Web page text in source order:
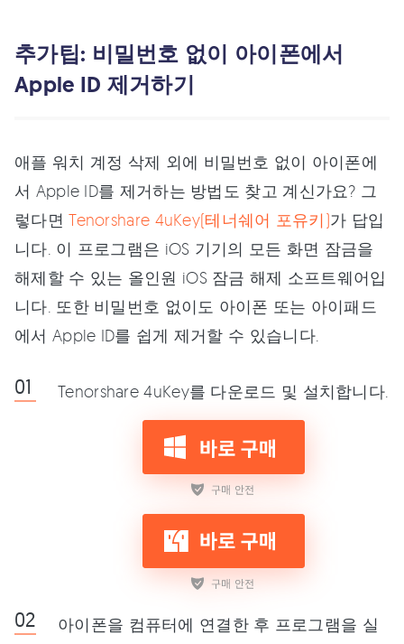
추가팁: 비밀번호 없이 아이폰에서
Apple ID 제거하기
애플 워치 계정 삭제 외에 비밀번호 없이 아이폰에
서 Apple ID를 제거하는 방법도 찾고 계신가요? 그
렇다면Tenorshare 4uKey(테너쉐어 포유키)가 답입
니다. 이 프로그램은 iOS 기기의 모든 화면 잠금을
해제할 수 있는 올인원 iOS 잠금 해제 소프트웨어입
니다. 또한 비밀번호 없이도 아이폰 또는 아이패드
에서 Apple ID를 쉽게 제거할 수 있습니다.
Tenorshare 4uKey를 다운로드 및 설치합니다.
아이폰을 컴퓨터에 연결한 후 프로그램을 실